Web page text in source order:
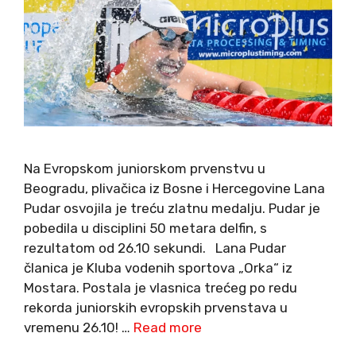
Na Evropskom juniorskom prvenstvu u
Beogradu, plivačica iz Bosne i Hercegovine Lana
Pudar osvojila je treću zlatnu medalju. Pudar je
pobedila u disciplini 50 metara delfin, s
rezultatom od 26.10 sekundi. Lana Pudar
članica je Kluba vodenih sportova „Orka“ iz
Mostara. Postala je vlasnica trećeg po redu
rekorda juniorskih evropskih prvenstava u
vremenu 26.10! … Read more